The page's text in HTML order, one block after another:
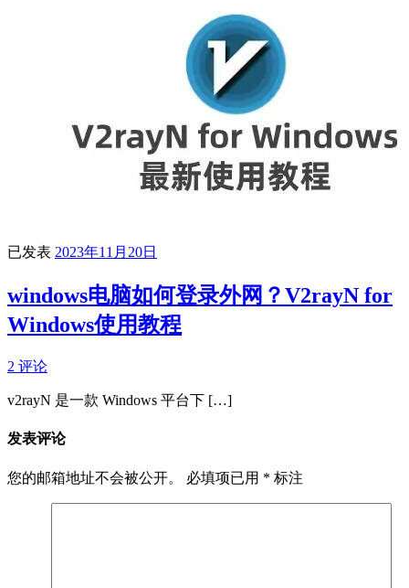
已发表 2023年11月20日
windows电脑如何登录外网？V2rayN for
Windows使用教程
2 评论
v2rayN 是一款 Windows 平台下 […]
发表评论
您的邮箱地址不会被公开。 必填项已用 * 标注